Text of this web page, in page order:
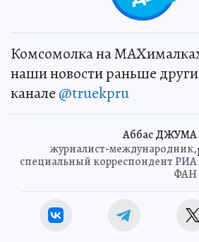
Комсомолка на
наши новости раньше
канале @truekpru
Аббас ДЖУМА
журналист-международник,
специальный корреспондент РИА
ФАН